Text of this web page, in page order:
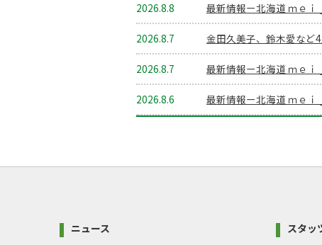
2026.8.8 最新情報ー北海道 ｍｅ
2026.8.7 金田久美子、鈴木愛など
2026.8.7 最新情報ー北海道 ｍｅ
2026.8.6 最新情報ー北海道 ｍｅ
ニュース
スタッ